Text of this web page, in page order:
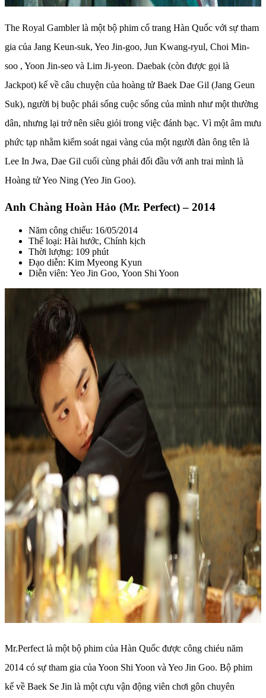
The Royal Gambler là một bộ phim cổ trang Hàn Quốc với sự tham
gia của Jang Keun-suk, Yeo Jin-goo, Jun Kwang-ryul, Choi Min-
soo , Yoon Jin-seo và Lim Ji-yeon. Daebak (còn được gọi là
Jackpot) kể về câu chuyện của hoàng tử Baek Dae Gil (Jang Geun
Suk), người bị buộc phải sống cuộc sống của mình như một thường
dân, nhưng lại trở nên siêu giỏi trong việc đánh bạc. Vì một âm mưu
phức tạp nhằm kiểm soát ngai vàng của một người đàn ông tên là
Lee In Jwa, Dae Gil cuối cùng phải đối đầu với anh trai mình là
Hoàng tử Yeo Ning (Yeo Jin Goo).
Anh Chàng Hoàn Hảo (Mr. Perfect) – 2014
Năm công chiếu: 16/05/2014
Thể loại: Hài hước, Chính kịch
Thời lượng: 109 phút
Đạo diễn: Kim Myeong Kyun
Diễn viên: Yeo Jin Goo, Yoon Shi Yoon
Mr.Perfect là một bộ phim của Hàn Quốc được công chiéu năm
2014 có sự tham gia của Yoon Shi Yoon và Yeo Jin Goo. Bộ phim
kể về Baek Se Jin là một cựu vận động viên chơi gôn chuyên